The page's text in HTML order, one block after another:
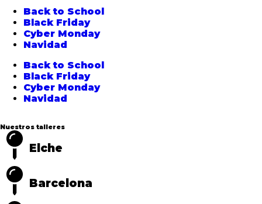
Back to School
Black Friday
Cyber Monday
Navidad
Back to School
Black Friday
Cyber Monday
Navidad
Nuestros talleres
Elche
Barcelona